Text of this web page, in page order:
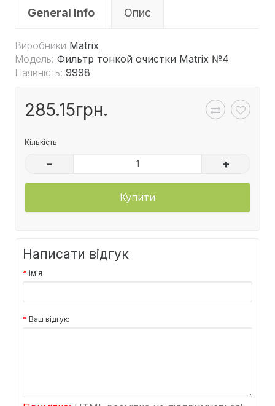
General Info Опис
Виробники Matrix
Модель: Фильтр тонкой очистки Matrix №4
Наявність: 9998
285.15грн.
Кількість
– +
Купити
Написати відгук
ім'я
Ваш відгук: